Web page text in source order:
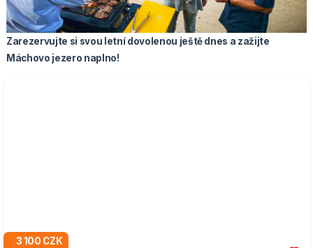
Zarezervujte si svou letní dovolenou ještě dnes a zažijte
Máchovo jezero naplno!
3 100 CZK